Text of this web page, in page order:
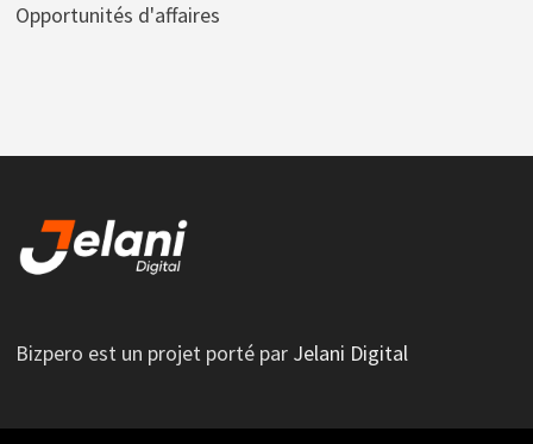
Opportunités d'affaires
Bizpero est un projet porté par Jelani Digital